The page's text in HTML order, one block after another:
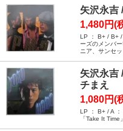
矢沢永吉
1,480円(
LP ： B+ / B+ /
ーズのメンバ
ニア、サンセ
矢沢永吉
チまえ
1,080円(
LP ： B+ / A
「Take It Time